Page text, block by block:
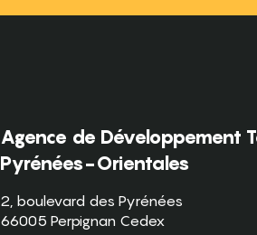
Agence de Développement
Pyrénées-Orientales
2, boulevard des Pyrénées
66005 Perpignan Cedex